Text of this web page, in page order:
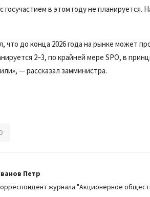
госучастием в этом году не
что до конца 2026 года на рынке может
2–3, по крайней мере SPO, в
— рассказал замминистра.
Петр
журнала "Акционерное